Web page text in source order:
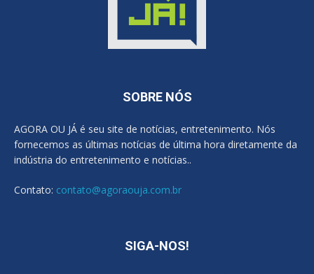
SOBRE NÓS
AGORA OU JÁ é seu site de notícias, entretenimento. Nós
fornecemos as últimas notícias de última hora diretamente da
indústria do entretenimento e notícias..
Contato: contato@agoraouja.com.br
SIGA-NOS!